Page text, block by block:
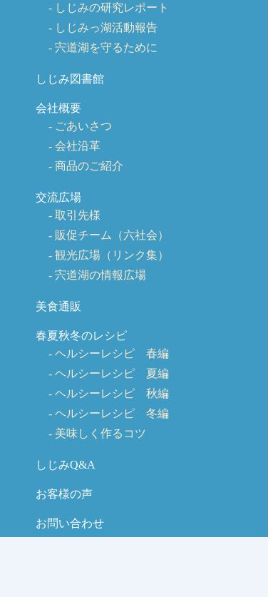
しじみの研究レポート
しじみっ湖活動報告
宍道湖を守るために
しじみ図書館
会社概要
ごあいさつ
会社沿革
商品のご紹介
交流広場
取引先様
販促チーム（六社会）
観光広場（リンク集）
宍道湖の情報広場
美食通販
春夏秋冬のレシピ
ヘルシーレシピ 春編
ヘルシーレシピ 夏編
ヘルシーレシピ 秋編
ヘルシーレシピ 冬編
美味しく作るコツ
しじみQ&A
お客様の声
お問い合わせ